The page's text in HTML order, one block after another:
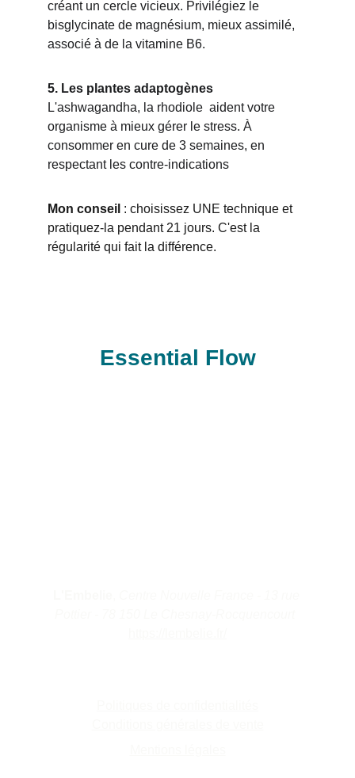
créant un cercle vicieux. Privilégiez le
bisglycinate de magnésium, mieux assimilé,
associé à de la vitamine B6.
5. Les plantes adaptogènes
L'ashwagandha, la rhodiole  aident votre
organisme à mieux gérer le stress. À
consommer en cure de 3 semaines, en
respectant les contre-indications
Mon conseil : choisissez UNE technique et
pratiquez-la pendant 21 jours. C'est la
régularité qui fait la différence.
Essential Flow